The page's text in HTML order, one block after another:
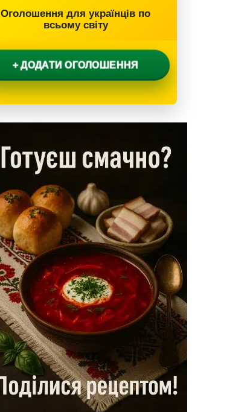
Оголошення для українців по
всьому світу
+ ДОДАТИ ОГОЛОШЕННЯ